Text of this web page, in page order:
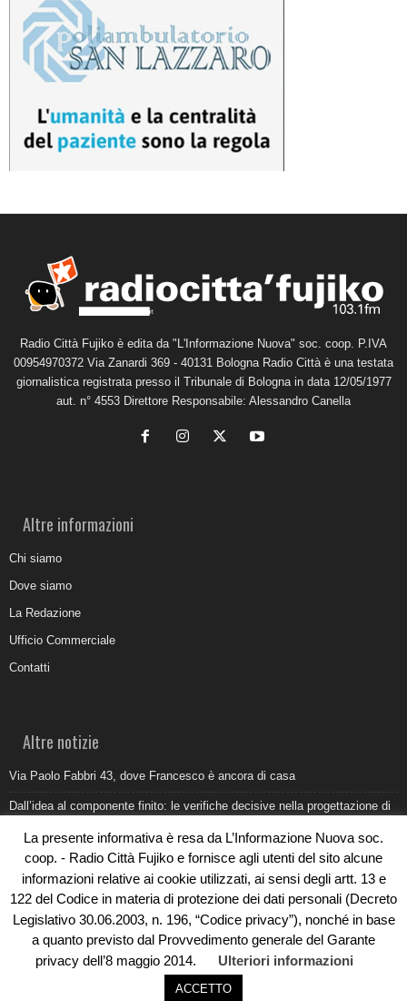
Radio Città Fujiko è edita da "L'Informazione Nuova" soc. coop. P.IVA
00954970372 Via Zanardi 369 - 40131 Bologna Radio Città è una testata
giornalistica registrata presso il Tribunale di Bologna in data 12/05/1977
aut. n° 4553 Direttore Responsabile: Alessandro Canella
Altre informazioni
Chi siamo
Dove siamo
La Redazione
Ufficio Commerciale
Contatti
Altre notizie
Via Paolo Fabbri 43, dove Francesco è ancora di casa
Dall’idea al componente finito: le verifiche decisive nella progettazione di
Belvedere Marittimo e il report ARPACAL 2026 sulla qualità del mare
Come organizzare e allestire una camera ardente per l’ultimo saluto
Umidità di risalita in casa, come riconoscere i segnali veri
© Copyright 2019 - Rivoluzioni Digitali
La presente informativa è resa da L’Informazione Nuova soc.
coop. - Radio Città Fujiko e fornisce agli utenti del sito alcune
informazioni relative ai cookie utilizzati, ai sensi degli artt. 13 e
122 del Codice in materia di protezione dei dati personali (Decreto
Legislativo 30.06.2003, n. 196, “Codice privacy”), nonché in base
a quanto previsto dal Provvedimento generale del Garante
privacy dell’8 maggio 2014.
Ulteriori informazioni
ACCETTO